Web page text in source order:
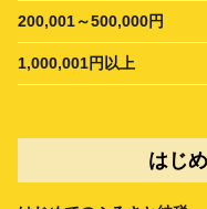
200,001～500,000円
1,000,001円以上
はじ